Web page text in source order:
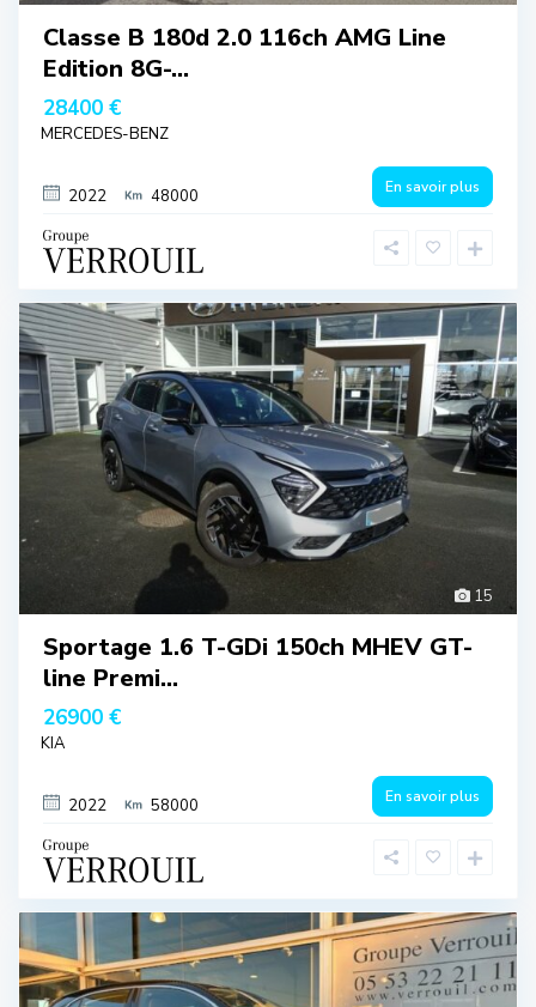
Classe B 180d 2.0 116ch AMG Line
Edition 8G-...
28400 €
MERCEDES-BENZ
2022 48000 En savoir plus
15
Sportage 1.6 T-GDi 150ch MHEV GT-
line Premi...
26900 €
KIA
2022 58000 En savoir plus